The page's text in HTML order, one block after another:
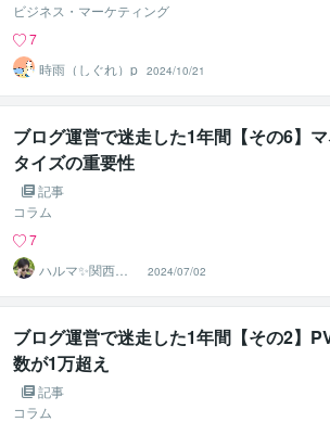
ビジネス・マーケティング
7
時雨（しぐれ）p 2024/10/21
ブログ運営で迷走した1年間【その6】
タイズの重要性
記事
コラム
7
ハルマ✨関西の
傾聴マスター
2024/07/02
ブログ運営で迷走した1年間【その2】
数が1万超え
記事
コラム